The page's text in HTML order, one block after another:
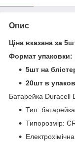
Опис
Ціна вказана за
Формат упаковки:
5шт на
20шт в
Батарейка Duracell
Тип:
Типорозмір: